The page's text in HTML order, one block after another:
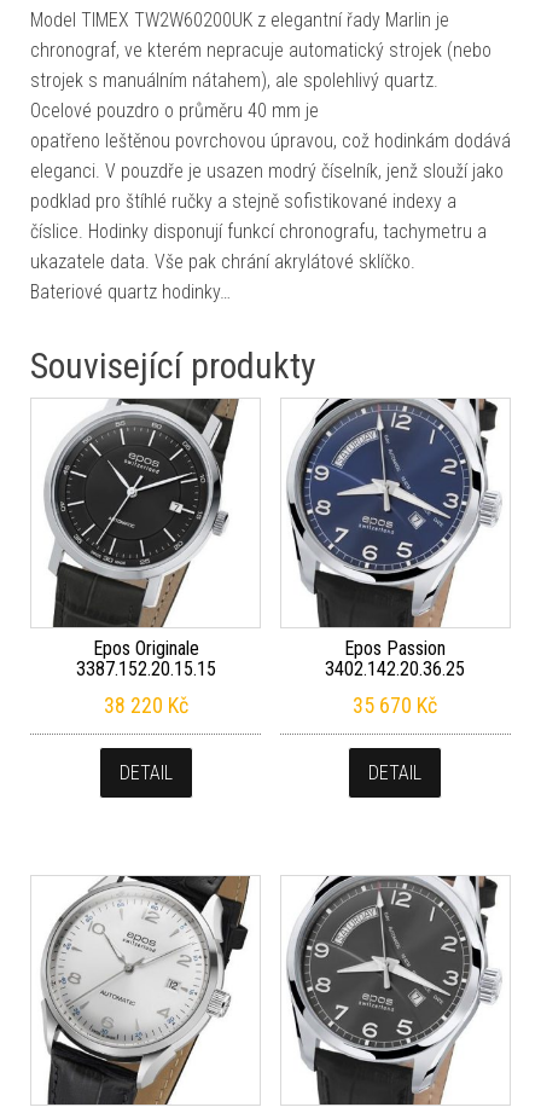
Model TIMEX TW2W60200UK z elegantní řady Marlin je
chronograf, ve kterém nepracuje automatický strojek (nebo
strojek s manuálním nátahem), ale spolehlivý quartz.
Ocelové pouzdro o průměru 40 mm je
opatřeno leštěnou povrchovou úpravou, což hodinkám dodává
eleganci. V pouzdře je usazen modrý číselník, jenž slouží jako
podklad pro štíhlé ručky a stejně sofistikované indexy a
číslice. Hodinky disponují funkcí chronografu, tachymetru a
ukazatele data. Vše pak chrání akrylátové sklíčko.
Bateriové quartz hodinky…
Související produkty
Epos Originale
3387.152.20.15.15
38 220 Kč
DETAIL
Epos Passion
3402.142.20.36.25
35 670 Kč
DETAIL